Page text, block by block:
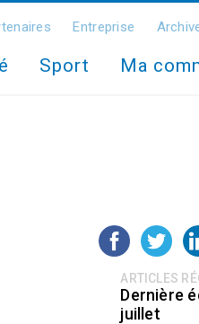
Entreprise
Sport Ma
ARTICLES
Dernière
juillet